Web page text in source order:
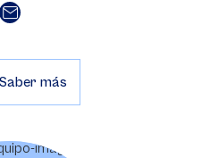
Saber más